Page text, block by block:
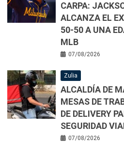
CARPA:
ALCANZA EL
50-50 A UNA
MLB
07/08/2026
Zulia
ALCALDÍA DE
MESAS DE
DE DELIVERY
SEGURIDAD
07/08/2026